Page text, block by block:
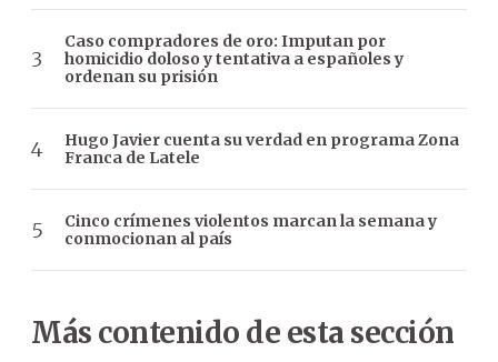
Caso compradores de oro: Imputan por
homicidio doloso y tentativa a españoles y
ordenan su prisión
Hugo Javier cuenta su verdad en programa Zona
Franca de Latele
Cinco crímenes violentos marcan la semana y
conmocionan al país
Más contenido de esta sección